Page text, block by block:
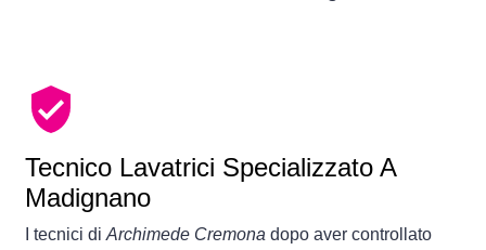
Tecnico Lavatrici Specializzato A
Madignano
I tecnici di Archimede Cremona dopo aver controllato